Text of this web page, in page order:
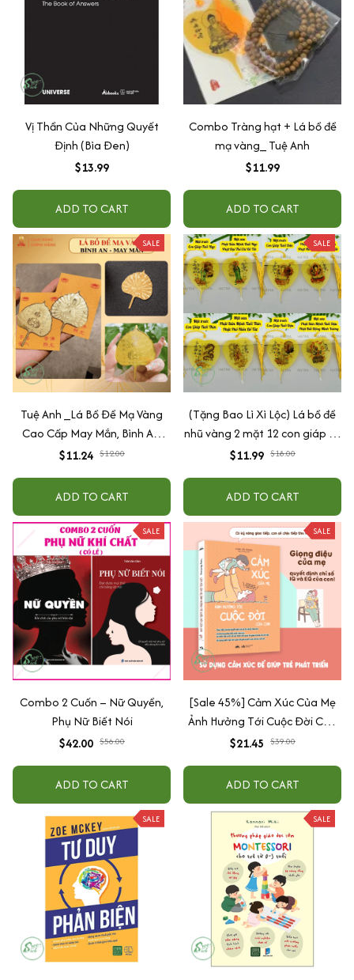
Vị Thần Của Những Quyết
Định (Bìa Đen)
$13.99
ADD TO CART
Combo Tràng hạt + Lá bồ đề
mạ vàng_ Tuệ Anh
$11.99
ADD TO CART
SALE
Tuệ Anh _Lá Bồ Đề Mạ Vàng
Cao Cấp May Mắn, Bình An,
Chiêu Tài Lộc
$11.24 $12.00
ADD TO CART
SALE
(Tặng Bao Lì Xì Lộc) Lá bồ đề
nhũ vàng 2 mặt 12 con giáp và
phật bản mệnh, để ốp lưng
quang
$11.99 $18.00
ADD TO CART
SALE
Combo 2 Cuốn – Nữ Quyền,
Phụ Nữ Biết Nói
$42.00 $56.00
ADD TO CART
SALE
[Sale 45%] Cảm Xúc Của Mẹ
Ảnh Hưởng Tới Cuộc Đời Của
Con
$21.45 $39.00
ADD TO CART
SALE SALE